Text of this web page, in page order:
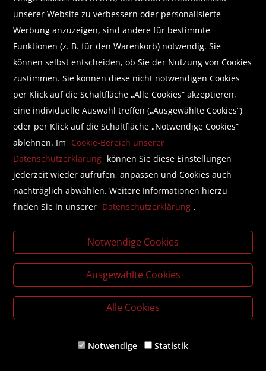
Wir helfen Ihnen beim Finden!
E-Mail:shop@brunnerbuch.at
Telefon:+43 (0) 5578 /75 278
Folgen Sie uns auf Facebook
Literatur beschaffen mit der Buchhandlung Brunner
Individualisierte, unkomplizierte Lösungen für die Buch-
und Zeitschriftenbeschaffung in Ihrem Unternehmen.
Literaturlisten für Bildungsinstitutionen
Gemeinsame Angebotserstellung für jede Literatur in
Zusammenarbeit mit Bildungsstätten und Fachverlagen.
unserer Website zu verbessern oder personalisierte
Werbung anzuzeigen, sind andere für bestimmte
Funktionen (z. B. für den Warenkorb) notwendig. Sie
können selbst entscheiden, ob Sie der Nutzung von Cookies
zustimmen. Sie können diese nicht notwendigen Cookies
per Klick auf die Schaltfläche „Alle Cookies“ akzeptieren,
eine individuelle Auswahl treffen („Ausgewählte Cookies“)
oder per Klick auf die Schaltfläche „Notwendige Cookies“
ablehnen. Im Cookie-Bereich unserer
Datenschutzerklärung können Sie diese Einstellungen
jederzeit wieder aufrufen, anpassen und Cookies auch
nachträglich abwählen. Weitere Informationen hierzu
finden Sie in unserer Datenschutzerklärung .
Notwendige Cookies
Ausgewählte Cookies
Alle Cookies
Notwendige Statistik